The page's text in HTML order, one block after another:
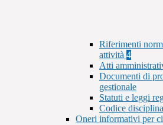
Riferimenti
attività 4
Atti
Documenti di
gestionale
Statuti e leggi
Codice
Oneri informativi per